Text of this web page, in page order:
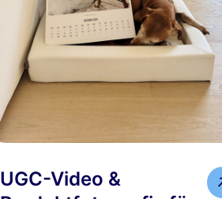
UGC-Video &